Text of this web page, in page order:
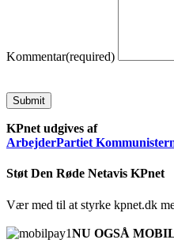
Kommentar(required)
Submit
KPnet udgives af
ArbejderPartiet
Støt Den Røde Netavis KPnet
Vær med til at styrke kpnet.dk
NU OGSÅ